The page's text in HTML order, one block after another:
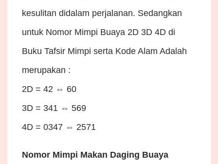
kesulitan didalam perjalanan. Sedangkan
untuk Nomor Mimpi Buaya 2D 3D 4D di
Buku Tafsir Mimpi serta Kode Alam Adalah
merupakan :
2D = 42 ⇔ 60
3D = 341 ⇔ 569
4D = 0347 ⇔ 2571
Nomor Mimpi Makan Daging Buaya